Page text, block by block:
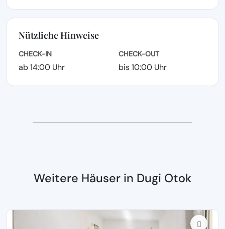
Nützliche Hinweise
CHECK-IN
ab 14:00 Uhr
CHECK-OUT
bis 10:00 Uhr
Weitere Häuser in Dugi Otok